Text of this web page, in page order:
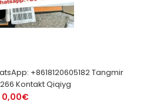
+8618120605182 Tangmir
Kontakt Qiqiyg
0,00€